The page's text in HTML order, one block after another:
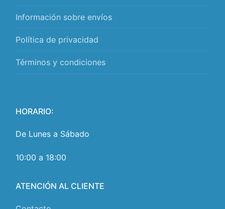
Información sobre envíos
Política de privacidad
Términos y condiciones
HORARIO:
De Lunes a Sábado
10:00 a 18:00
ATENCIÓN AL CLIENTE